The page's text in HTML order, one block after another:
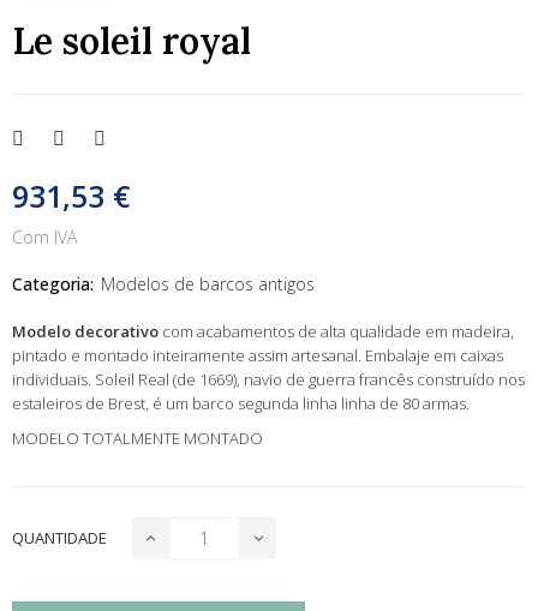
Le soleil royal
931,53 €
Com IVA
Categoria: Modelos de barcos antigos
Modelo decorativo com acabamentos de alta qualidade em madeira,
pintado e montado inteiramente assim artesanal. Embalaje em caixas
individuais. Soleil Real (de 1669), navio de guerra francês construído nos
estaleiros de Brest, é um barco segunda linha linha de 80 armas.
MODELO TOTALMENTE MONTADO
QUANTIDADE